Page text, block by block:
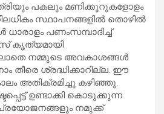
പകലും മണിക്കൂറുകളോളം
സ്ഥാപനങ്ങളിൽ തൊഴിൽ
പണംസമ്പാദിച്ച്
കൃത്യമായി
നമ്മുടെ അവകാശങ്ങൾ
തീരെ ശ്രദ്ധിക്കാറില്ല. ഈ
അതിക്രമിച്ചു കഴിഞ്ഞു.
ഉണ്ടാക്കി കൊടുക്കുന്ന
നമുക്ക്